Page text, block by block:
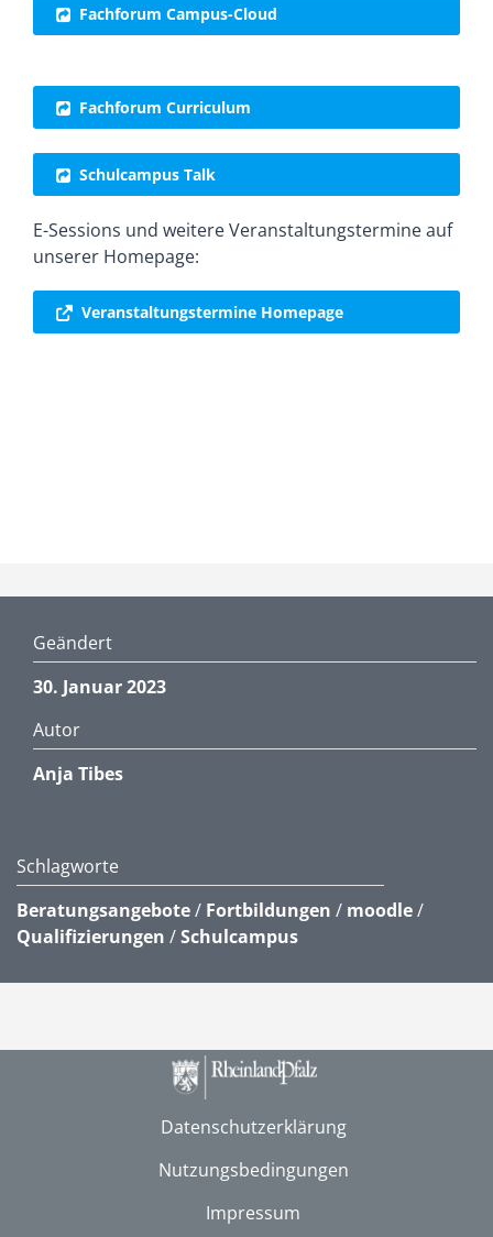
Fachforum Campus-Cloud
Fachforum Curriculum
Schulcampus Talk
E-Sessions und weitere Veranstaltungstermine auf
unserer Homepage:
Veranstaltungstermine Homepage
Geändert
30. Januar 2023
Autor
Anja Tibes
Schlagworte
Beratungsangebote/ Fortbildungen / moodle/
Qualifizierungen /Schulcampus
Datenschutzerklärung
Nutzungsbedingungen
Impressum